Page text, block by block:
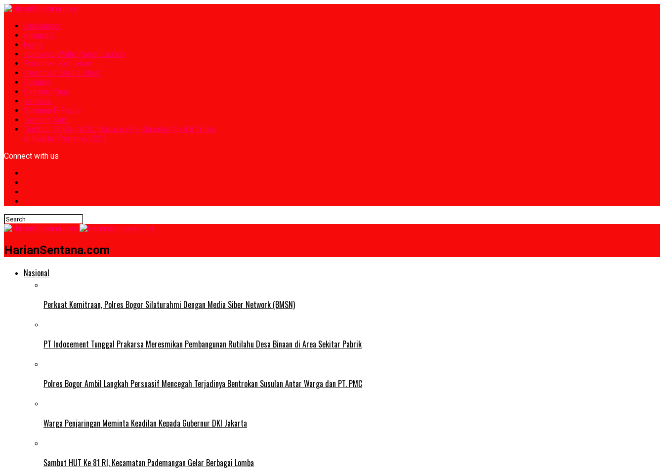
Disclaimer
e-paper2
home
Jokowi’s White Paper Launch
Pedoman Kebijakan
Pedoman Media Siber
Redaksi
Sample Page
sentana
Sentana E-Paper
Tentang Kami
Tumbuh 74,6%, NCKL Bukukan Pendapatan Rp 4,8 Triliun
di Kuartal Pertama 2023
Connect with us
HarianSentana.com
Nasional
Perkuat Kemitraan, Polres Bogor Silaturahmi Dengan Media Siber Network (BMSN)
PT Indocement Tunggal Prakarsa Meresmikan Pembangunan Rutilahu Desa Binaan di Area Sekitar Pabrik
Polres Bogor Ambil Langkah Persuasif Mencegah Terjadinya Bentrokan Susulan Antar Warga dan PT. PMC
Warga Penjaringan Meminta Keadilan Kepada Gubernur DKI Jakarta
Sambut HUT Ke 81 RI, Kecamatan Pademangan Gelar Berbagai Lomba